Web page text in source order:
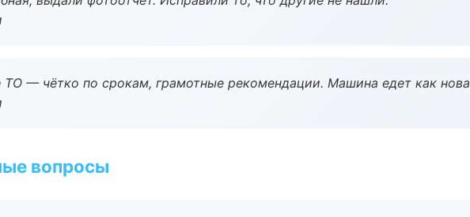
ТО — чётко по срокам, грамотные рекомендации. Машина едет как
вопросы